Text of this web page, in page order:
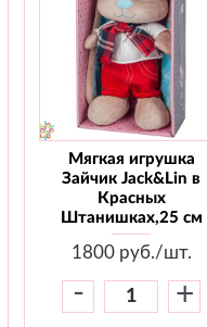
Мягкая игрушка
Зайчик Jack&Lin в
Красных
Штанишках,25 см
1800руб./шт.
- +